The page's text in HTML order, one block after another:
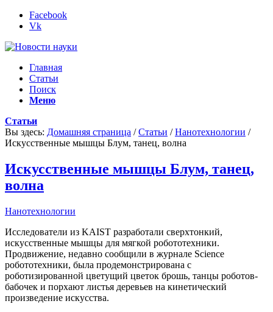
Facebook
Vk
Главная
Статьи
Поиск
Меню
Статьи
Вы здесь: Домашняя страница / Статьи / Нанотехнологии /
Искусственные мышцы Блум, танец, волна
Искусственные мышцы Блум, танец,
волна
Нанотехнологии
Исследователи из KAIST разработали сверхтонкий,
искусственные мышцы для мягкой робототехники.
Продвижение, недавно сообщили в журнале Science
робототехники, была продемонстрирована с
роботизированной цветущий цветок брошь, танцы роботов-
бабочек и порхают листья деревьев на кинетический
произведение искусства.